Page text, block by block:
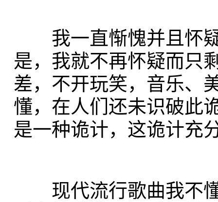
我一直惭愧并且怀疑
是，我就不再怀疑而只
差，不开玩笑，音乐、
懂，在人们还未识破此
是一种诡计，这诡计充
现代流行歌曲我不懂